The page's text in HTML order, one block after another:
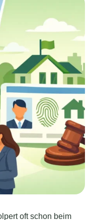
oft schon beim